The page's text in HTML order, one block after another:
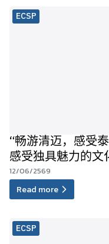
ECSP
“畅游清迈，感受
感受独具魅力的文
12/06/2569
Read more
ECSP